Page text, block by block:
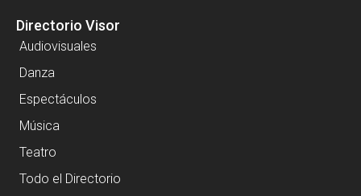
Directorio Visor
Audiovisuales
Danza
Espectáculos
Música
Teatro
Todo el Directorio